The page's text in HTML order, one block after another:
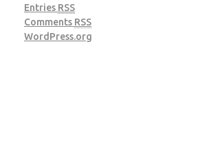
Entries RSS
Comments RSS
WordPress.org